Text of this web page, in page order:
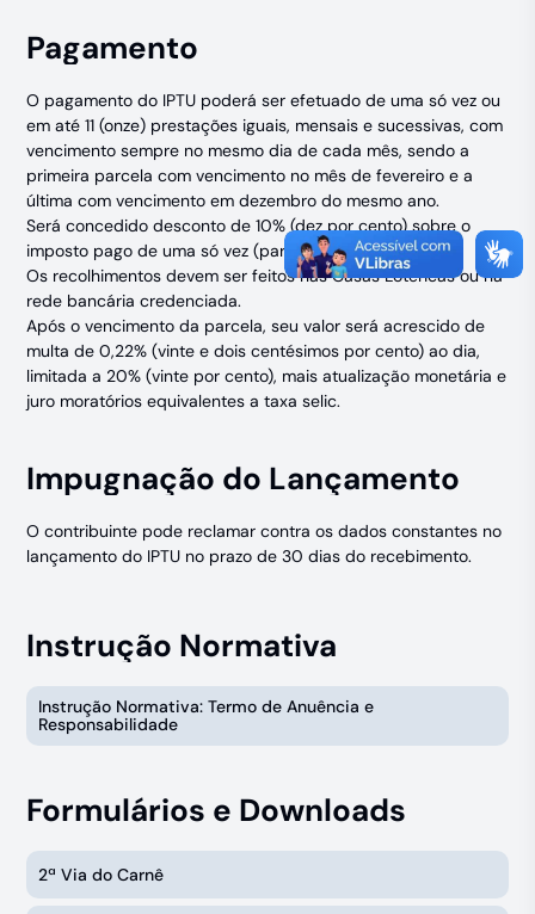
Pagamento
O pagamento do IPTU poderá ser efetuado de uma só vez ou
em até 11 (onze) prestações iguais, mensais e sucessivas, com
vencimento sempre no mesmo dia de cada mês, sendo a
primeira parcela com vencimento no mês de fevereiro e a
última com vencimento em dezembro do mesmo ano.
Será concedido desconto de 10% (dez por cento) sobre o
imposto pago de uma só vez (parcela única).
Os recolhimentos devem ser feitos nas Casas Lotéricas ou na
rede bancária credenciada.
Após o vencimento da parcela, seu valor será acrescido de
multa de 0,22% (vinte e dois centésimos por cento) ao dia,
limitada a 20% (vinte por cento), mais atualização monetária e
juro moratórios equivalentes a taxa selic.
Impugnação do Lançamento
O contribuinte pode reclamar contra os dados constantes no
lançamento do IPTU no prazo de 30 dias do recebimento.
Instrução Normativa
Instrução Normativa: Termo de Anuência e
Responsabilidade
Formulários e Downloads
2ª Via do Carnê